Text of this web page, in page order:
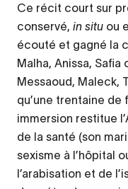
Ce récit court sur
conservé, in situ ou
écouté et gagné la
Malha, Anissa, Safia
Messaoud, Maleck,
qu’une trentaine de
immersion restitue
de la santé (son
sexisme à l’hôpital
l’arabisation et de